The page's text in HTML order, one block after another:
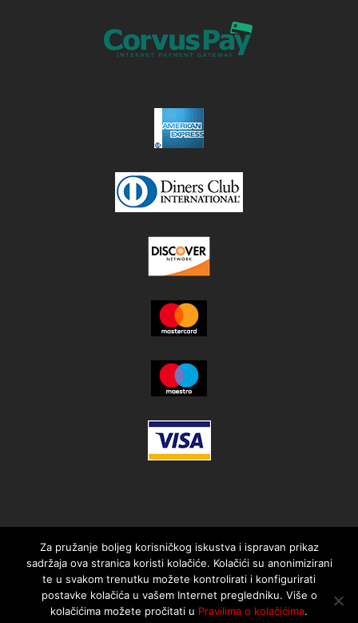
Za pružanje boljeg korisničkog iskustva i ispravan prikaz
sadržaja ova stranica koristi kolačiće. Kolačići su anonimizirani
te u svakom trenutku možete kontrolirati i konfigurirati
postavke kolačića u vašem Internet pregledniku. Više o
kolačićima možete pročitati u Pravilima o kolačićima.